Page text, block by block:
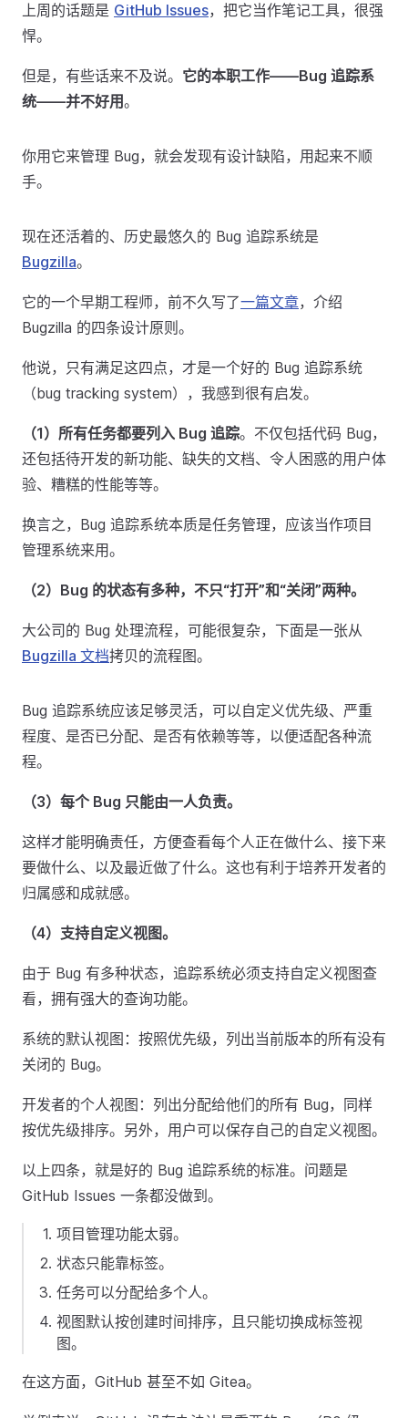
上周的话题是 GitHub Issues，把它当作笔记工具，很强
悍。
但是，有些话来不及说。 它的本职工作——Bug 追踪系
统——并不好用。
你用它来管理 Bug，就会发现有设计缺陷，用起来不顺
手。
现在还活着的、历史最悠久的 Bug 追踪系统是
Bugzilla。
它的一个早期工程师，前不久写了一篇文章，介绍
Bugzilla 的四条设计原则。
他说，只有满足这四点，才是一个好的 Bug 追踪系统
（bug tracking system），我感到很有启发。
（1）所有任务都要列入 Bug 追踪。不仅包括代码 Bug，
还包括待开发的新功能、缺失的文档、令人困惑的用户体
验、糟糕的性能等等。
换言之，Bug 追踪系统本质是任务管理，应该当作项目
管理系统来用。
（2）Bug 的状态有多种，不只“打开”和“关闭”两种。
大公司的 Bug 处理流程，可能很复杂，下面是一张从
Bugzilla 文档拷贝的流程图。
Bug 追踪系统应该足够灵活，可以自定义优先级、严重
程度、是否已分配、是否有依赖等等，以便适配各种流
程。
（3）每个 Bug 只能由一人负责。
这样才能明确责任，方便查看每个人正在做什么、接下来
要做什么、以及最近做了什么。这也有利于培养开发者的
归属感和成就感。
（4）支持自定义视图。
由于 Bug 有多种状态，追踪系统必须支持自定义视图查
看，拥有强大的查询功能。
系统的默认视图：按照优先级，列出当前版本的所有没有
关闭的 Bug。
开发者的个人视图：列出分配给他们的所有 Bug，同样
按优先级排序。另外，用户可以保存自己的自定义视图。
以上四条，就是好的 Bug 追踪系统的标准。问题是
GitHub Issues 一条都没做到。
项目管理功能太弱。
状态只能靠标签。
任务可以分配给多个人。
视图默认按创建时间排序，且只能切换成标签视
图。
在这方面，GitHub 甚至不如 Gitea。